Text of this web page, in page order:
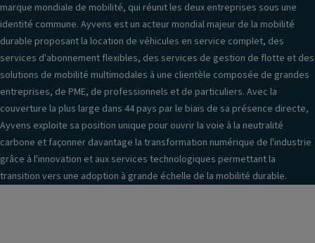
marque mondiale de mobilité, qui réunit les deux entreprises sous une
identité commune. Ayvens est un acteur mondial majeur de la mobilité
durable proposant la location de véhicules en service complet, des
services d'abonnement flexibles, des services de gestion de flotte et des
solutions de mobilité multimodales à une clientèle composée de grandes
entreprises, de PME, de professionnels et de particuliers. Avec la
couverture la plus large dans 44 pays par le biais de sa présence directe,
Ayvens exploite sa position unique pour ouvrir la voie à la neutralité
carbone et façonner davantage la transformation numérique de l'industrie
grâce à l'innovation et aux services technologiques permettant la
transition vers une adoption à grande échelle de la mobilité durable.